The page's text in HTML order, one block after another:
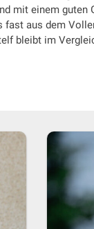
mit einem guten
aus dem
bleibt im